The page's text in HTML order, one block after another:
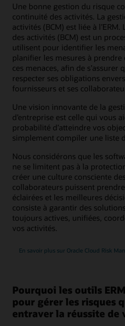
Une bonne gestion du risque
continuité des activités. La
activités (BCM) est liée à
des activités (BCM) est un
utilisent pour identifier les
planifier les mesures à prendre
ces menaces, afin de s’assurer
respecter ses obligations
fournisseurs et ses
Une vision innovante de la
d’entreprise est celle qui vous
probabilité d’atteindre vos
simplement compiler une liste
Nous considérons que les
ne se limitent pas à la
créer une culture consciente
collaborateurs puissent
éclairées et les meilleures
consiste à garantir des
toujours actives, unifiées,
vos activités.
En savoir plus sur Oracle Cloud Risk
Pourquoi les outils
pour gérer les risques
entraver la réussite de